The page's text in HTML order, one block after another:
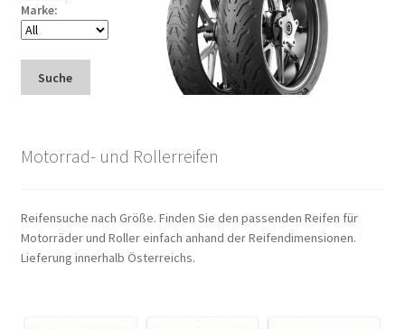
Marke:
Suche
Motorrad- und Rollerreifen
Reifensuche nach Größe. Finden Sie den passenden Reifen für
Motorräder und Roller einfach anhand der Reifendimensionen.
Lieferung innerhalb Österreichs.